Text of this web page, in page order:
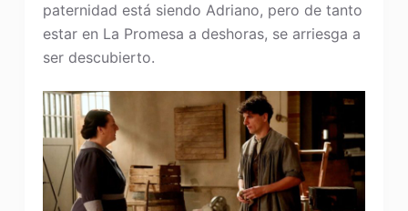
paternidad está siendo Adriano, pero de tanto
estar en La Promesa a deshoras, se arriesga a
ser descubierto.